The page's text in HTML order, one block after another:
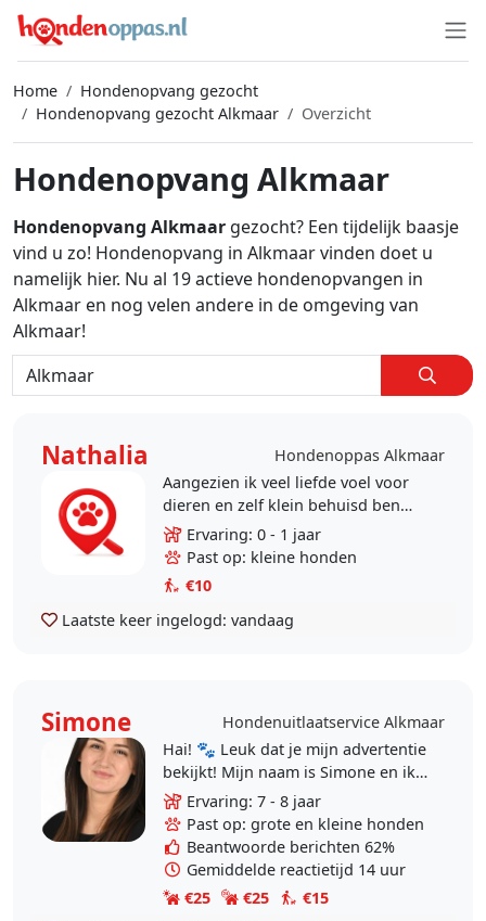
Home
Hondenopvang gezocht
Hondenopvang gezocht Alkmaar
Overzicht
Hondenopvang Alkmaar
Hondenopvang Alkmaar gezocht? Een tijdelijk baasje
vind u zo! Hondenopvang in Alkmaar vinden doet u
namelijk hier. Nu al 19 actieve hondenopvangen in
Alkmaar en nog velen andere in de omgeving van
Alkmaar!
Nathalia
Hondenoppas Alkmaar
Aangezien ik veel liefde voel voor
dieren en zelf klein behuisd ben
zou ik graag willen
oppassen..uitlaten. Recent had ik
een leuk hondje om te..
Ervaring: 0 - 1 jaar
Past op: kleine honden
€10
Laatste keer ingelogd: vandaag
Simone
Hondenuitlaatservice Alkmaar
Hai! 🐾 Leuk dat je mijn advertentie
bekijkt! Mijn naam is Simone en ik
ben 27 jaar. Ik heb zelf twee
honden uit het asiel uit Spanje.
Mulan,..
Ervaring: 7 - 8 jaar
Past op: grote en kleine honden
Beantwoorde berichten 62%
Gemiddelde reactietijd 14 uur
€25
€25
€15